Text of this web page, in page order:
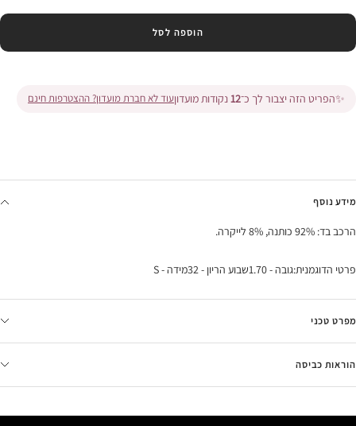
הוספה לסל
✨הפריט הזה יצבור לך כ־12נקודות מועדוןעוד לא חברת מועדון? ההצטרפות חינם
מידע נוסף
הרכב בד: 92% כותנה, 8% לייקרה.
פרטי הדוגמנית:גובה - 1.70שבוע הריון - 32מידה - S
מפרט טכני
הוראות כביסה